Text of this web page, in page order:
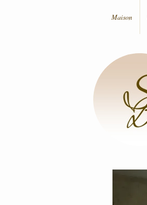
Maison